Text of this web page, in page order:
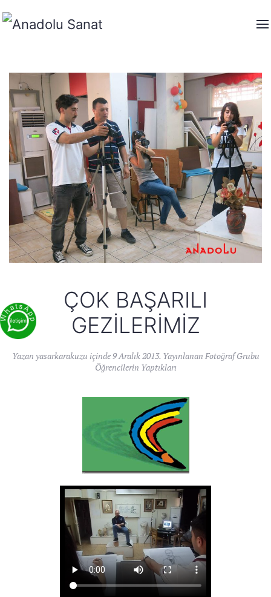
ÇOK BAŞARILI
GEZILERIMIZ
Yazan yasarkarakuzu içinde 9 Aralık 2013. Yayınlanan Fotoğraf Grubu
Öğrencilerin Yaptıkları